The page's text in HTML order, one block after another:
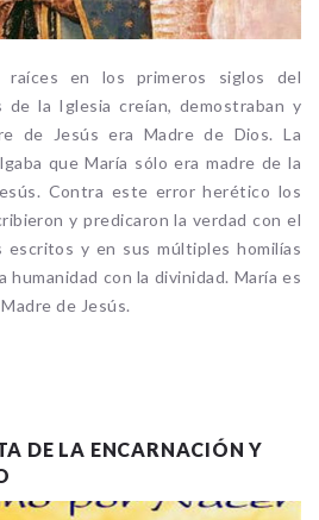
en los primeros siglos del
de la Iglesia creían, demostraban y
de Jesús era Madre de Dios. La
que María sólo era madre de la
Contra este error herético los
y predicaron la verdad con el
y en sus múltiples homilías
con la divinidad. María es
de Jesús.
DE LA ENCARNACIÓN Y